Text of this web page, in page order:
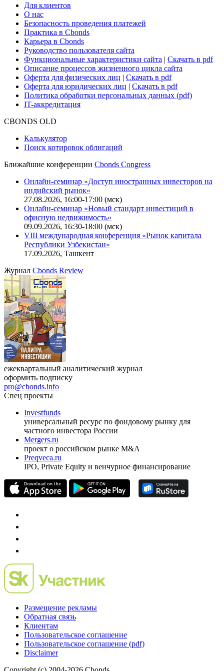
Для клиентов
О нас
Безопасность проведения платежей
Практика в Cbonds
Карьера в Cbonds
Руководство пользователя сайта
Функциональные характеристики сайта | Скачать в pdf
Описание процессов жизненного цикла сайта
Оферта для физических лиц | Скачать в pdf
Оферта для юридических лиц | Скачать в pdf
Политика обработки персональных данных (pdf)
IT-аккредитация
CBONDS OLD
Калькулятор
Поиск котировок облигаций
Ближайшие конференции Cbonds Congress
Онлайн-семинар «Доступ иностранных инвесторов на
индийский рынок»
27.08.2026, 16:00-17:00 (мск)
Онлайн-семинар «Новый стандарт инвестиций в
офисную недвижимость»
09.09.2026, 16:30-18:00 (мск)
VIII международная конференция «Рынок капитала
Республики Узбекистан»
17.09.2026, Ташкент
Журнал Cbonds Review
ежеквартальный аналитический журнал
оформить подписку
pro@cbonds.info
Спец проекты
Investfunds
универсальный ресурс по фондовому рынку для
частного инвестора России
Mergers.ru
проект о российском рынке M&A
Preqveca.ru
IPO, Private Equity и венчурное финансирование
Размещение рекламы
Обратная связь
Клиентам
Пользовательское соглашение
Пользовательское соглашение (pdf)
Disclaimer